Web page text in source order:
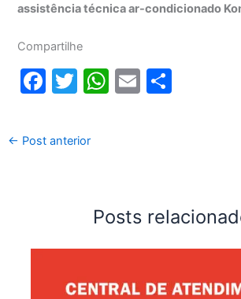
assistência técnica ar-condicionado
Compartilhe
F
c
e
k
T
itt
er
W
p
p
E
← Post anterior
Posts